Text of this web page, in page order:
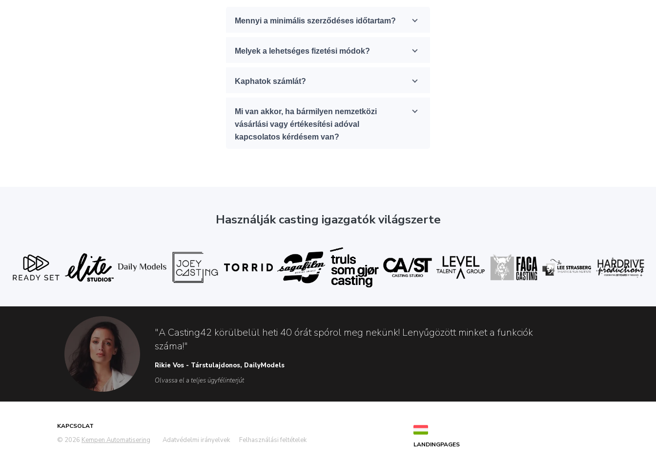
Mennyi a minimális szerződéses időtartam?
Melyek a lehetséges fizetési módok?
Kaphatok számlát?
Mi van akkor, ha bármilyen nemzetközi
vásárlási vagy értékesítési adóval
kapcsolatos kérdésem van?
Használják casting igazgatók világszerte
"A Casting42 körülbelül heti 40 órát spórol meg nekünk! Lenyűgözött minket a funkciók
száma!"
Rikie Vos - Társtulajdonos, DailyModels
Olvassa el a teljes ügyfélinterjút
KAPCSOLAT
© 2026 Kempen Automatisering Adatvédelmi irányelvek Felhasználási feltételek LANDINGPAGES